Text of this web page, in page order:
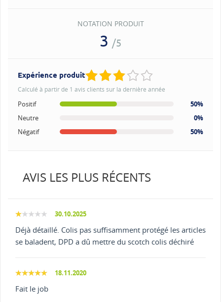
NOTATION PRODUIT
3 /5
Expérience produit
Calculé à partir de 1 avis clients sur la dernière année
Positif
50%
Neutre
0%
Négatif
50%
AVIS LES PLUS RÉCENTS
30.10.2025
Déjà détaillé. Colis pas suffisamment protégé les articles
se baladent, DPD a dû mettre du scotch colis déchiré
18.11.2020
Fait le job